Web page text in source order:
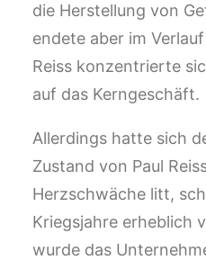
die Herstellung von
endete aber im
Reiss konzentrierte
auf das Kerngeschäft.
Allerdings hatte sich
Zustand von Paul
Herzschwäche litt,
Kriegsjahre erheblich
wurde das